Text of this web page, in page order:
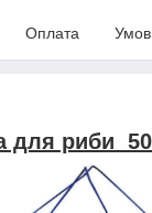
Оплата
для риби